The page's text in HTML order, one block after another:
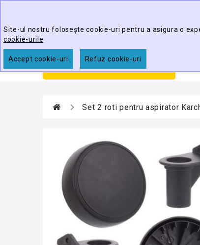
Site-ul nostru folosește cookie-uri pentru a asigura o
cookie-urile
Accept cookie-uri Refuz cookie-uri
CATEGORII
Set 2 roti pentru aspirator